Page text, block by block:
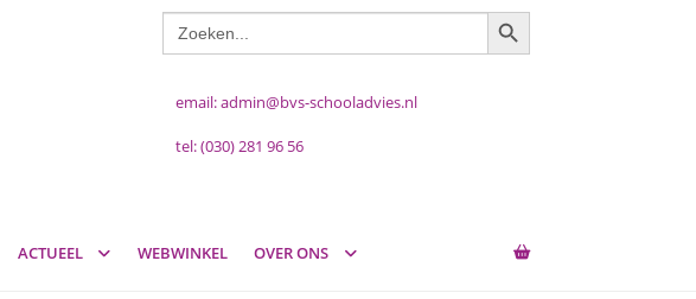
Zoek
naar:
ZOEKKNOP
email: admin@bvs-schooladvies.nl
tel: (030) 281 96 56
ACTUEEL WEBWINKEL OVER ONS